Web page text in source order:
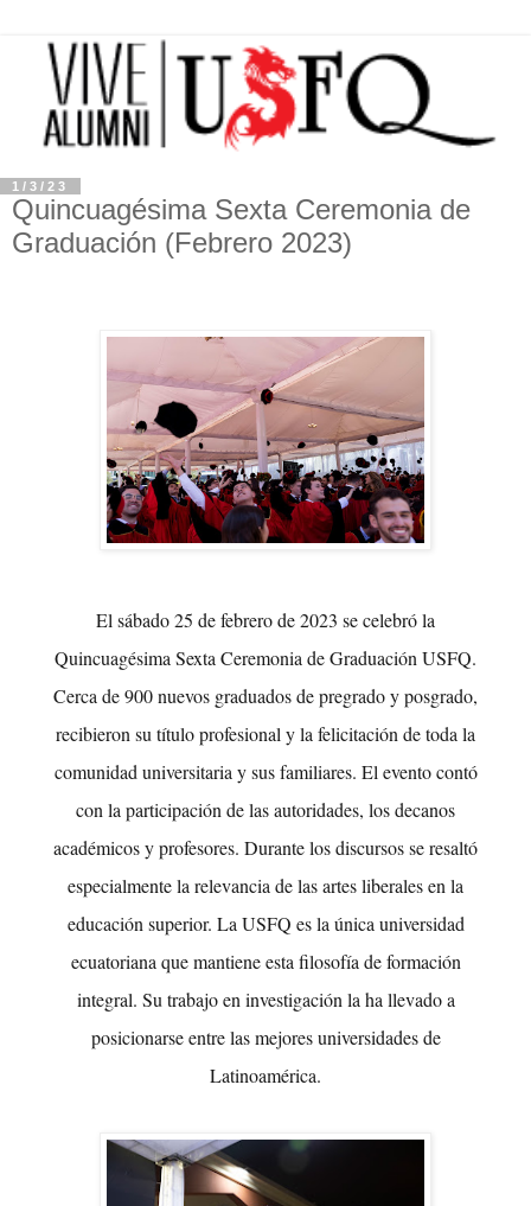
1/3/23
Quincuagésima Sexta Ceremonia de
Graduación (Febrero 2023)
El sábado 25 de febrero de 2023 se celebró la
Quincuagésima Sexta Ceremonia de Graduación USFQ.
Cerca de 900 nuevos graduados de pregrado y posgrado,
recibieron su título profesional y la felicitación de toda la
comunidad universitaria y sus familiares. El evento contó
con la participación de las autoridades, los decanos
académicos y profesores. Durante los discursos se resaltó
especialmente la relevancia de las artes liberales en la
educación superior. La USFQ es la única universidad
ecuatoriana que mantiene esta filosofía de formación
integral. Su trabajo en investigación la ha llevado a
posicionarse entre las mejores universidades de
Latinoamérica.